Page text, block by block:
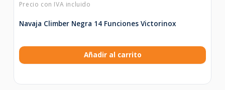
Navaja Climber Negra 14 Funciones Victorinox
Añadir al carrito